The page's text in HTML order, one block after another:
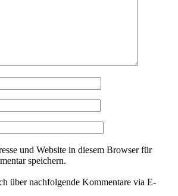
und Website in diesem Browser für
speichern.
über nachfolgende Kommentare via E-